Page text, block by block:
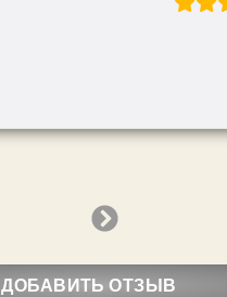
Next
ДОБАВИТЬ ОТЗЫВ